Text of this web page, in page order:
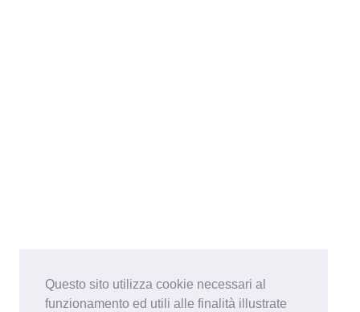
Questo sito utilizza cookie necessari al
funzionamento ed utili alle finalità illustrate